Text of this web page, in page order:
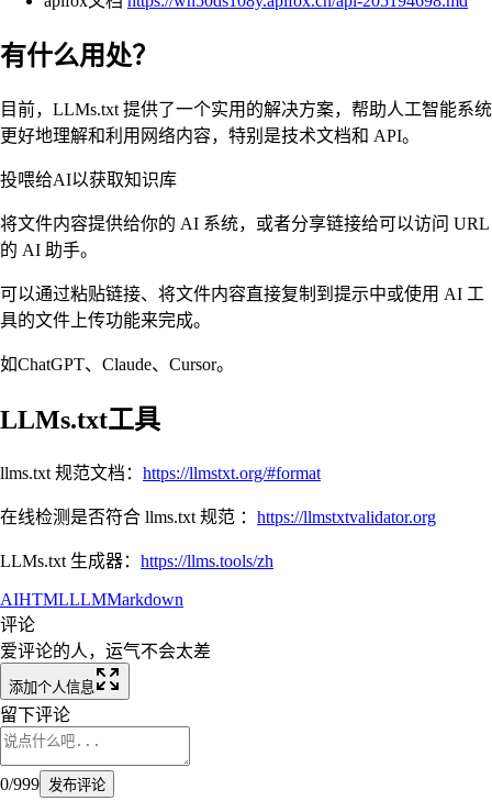
有什么用处？
目前，LLMs.txt 提供了一个实用的解决方案，帮助人工智能系统
更好地理解和利用网络内容，特别是技术文档和 API。
投喂给AI以获取知识库
将文件内容提供给你的 AI 系统，或者分享链接给可以访问 URL
的 AI 助手。
可以通过粘贴链接、将文件内容直接复制到提示中或使用 AI 工
具的文件上传功能来完成。
如ChatGPT、Claude、Cursor。
LLMs.txt工具
llms.txt 规范文档： https://llmstxt.org/#format
在线检测是否符合 llms.txt 规范 ： https://llmstxtvalidator.org
LLMs.txt 生成器： https://llms.tools/zh
AIHTMLLLMMarkdown
评论
爱评论的人，运气不会太差
添加个人信息
留下评论
0/999 发布评论